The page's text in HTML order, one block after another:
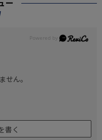
ー
せん。
書く